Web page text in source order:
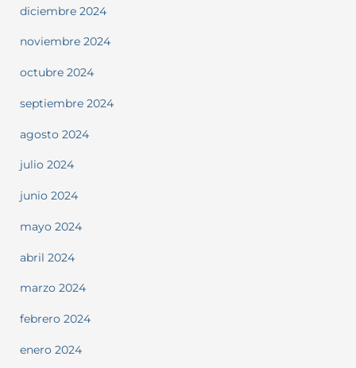
diciembre 2024
noviembre 2024
octubre 2024
septiembre 2024
agosto 2024
julio 2024
junio 2024
mayo 2024
abril 2024
marzo 2024
febrero 2024
enero 2024